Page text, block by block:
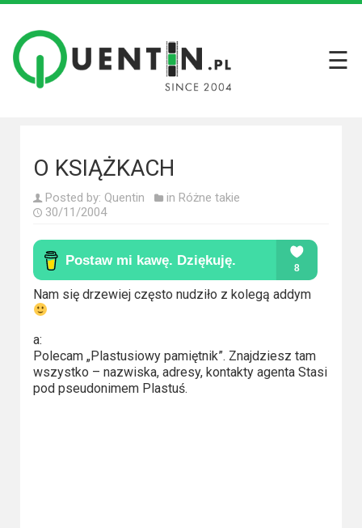
Filmy
Krótkie
recenzje
Seriale
Wszystkie
recenzje
Kategorie
Bollywood
☰
O KSIĄŻKACH
Posted by: Quentin in Różne takie
30/11/2004
Nam się drzewiej często nudziło z kolegą addym
a:
Polecam „Plastusiowy pamiętnik”. Znajdziesz tam
wszystko – nazwiska, adresy, kontakty agenta Stasi
pod pseudonimem Plastuś.